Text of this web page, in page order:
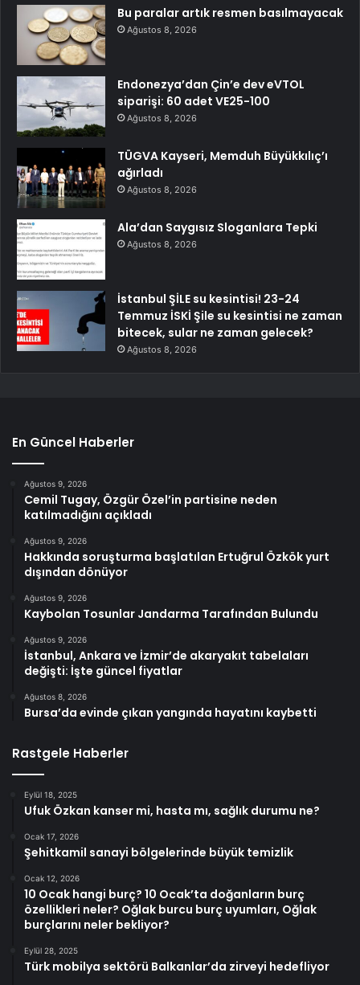
Bu paralar artık resmen basılmayacak
Ağustos 8, 2026
Endonezya’dan Çin’e dev eVTOL
siparişi: 60 adet VE25-100
Ağustos 8, 2026
TÜGVA Kayseri, Memduh Büyükkılıç’ı
ağırladı
Ağustos 8, 2026
Ala’dan Saygısız Sloganlara Tepki
Ağustos 8, 2026
İstanbul ŞİLE su kesintisi! 23-24
Temmuz İSKİ Şile su kesintisi ne zaman
bitecek, sular ne zaman gelecek?
Ağustos 8, 2026
En Güncel Haberler
Ağustos 9, 2026
Cemil Tugay, Özgür Özel’in partisine neden
katılmadığını açıkladı
Ağustos 9, 2026
Hakkında soruşturma başlatılan Ertuğrul Özkök yurt
dışından dönüyor
Ağustos 9, 2026
Kaybolan Tosunlar Jandarma Tarafından Bulundu
Ağustos 9, 2026
İstanbul, Ankara ve İzmir’de akaryakıt tabelaları
değişti: İşte güncel fiyatlar
Ağustos 8, 2026
Bursa’da evinde çıkan yangında hayatını kaybetti
Rastgele Haberler
Eylül 18, 2025
Ufuk Özkan kanser mi, hasta mı, sağlık durumu ne?
Ocak 17, 2026
Şehitkamil sanayi bölgelerinde büyük temizlik
Ocak 12, 2026
10 Ocak hangi burç? 10 Ocak’ta doğanların burç
özellikleri neler? Oğlak burcu burç uyumları, Oğlak
burçlarını neler bekliyor?
Eylül 28, 2025
Türk mobilya sektörü Balkanlar’da zirveyi hedefliyor